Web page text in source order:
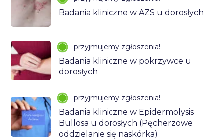
Badania kliniczne w AZS u dorosłych
przyjmujemy zgłoszenia!
Badania kliniczne w pokrzywce u
dorosłych
przyjmujemy zgłoszenia!
Badania kliniczne w Epidermolysis
Bullosa u dorosłych (Pęcherzowe
oddzielanie się naskórka)